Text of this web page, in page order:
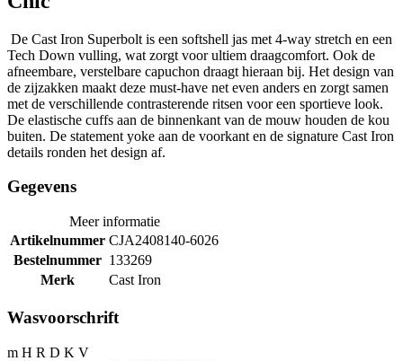
De Cast Iron Superbolt is een softshell jas met 4-way stretch en een
Tech Down vulling, wat zorgt voor ultiem draagcomfort. Ook de
afneembare, verstelbare capuchon draagt hieraan bij. Het design van
de zijzakken maakt deze must-have net even anders en zorgt samen
met de verschillende contrasterende ritsen voor een sportieve look.
De elastische cuffs aan de binnenkant van de mouw houden de kou
buiten. De statement yoke aan de voorkant en de signature Cast Iron
details ronden het design af.
Gegevens
Meer informatie
Artikelnummer CJA2408140-6026
Bestelnummer 133269
Merk
Cast Iron
Wasvoorschrift
m H R D K V